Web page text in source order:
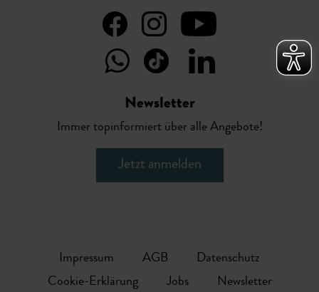
Newsletter
Immer topinformiert über alle Angebote!
Jetzt anmelden
Impressum AGB
Datenschutz
Cookie-Erklärung
Jobs Newsletter